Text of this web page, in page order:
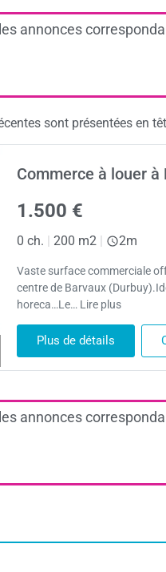
annonces
sont présentées en
Commerce à louer à
1.500 €
0 ch. 200 m2 2m
Vaste surface commerciale
centre de Barvaux
horeca…Le… Lire plus
Plus de détails
annonces